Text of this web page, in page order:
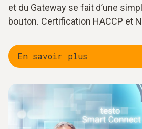
et du Gateway se fait d’une
bouton. Certification HACCP et
En savoir plus